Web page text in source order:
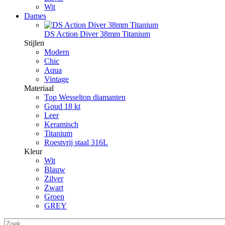
Wit
Dames
DS Action Diver 38mm Titanium
Stijlen
Modern
Chic
Aqua
Vintage
Materiaal
Top Wesselton diamanten
Goud 18 kt
Leer
Keramisch
Titanium
Roestvrij staal 316L
Kleur
Wit
Blauw
Zilver
Zwart
Groen
GREY